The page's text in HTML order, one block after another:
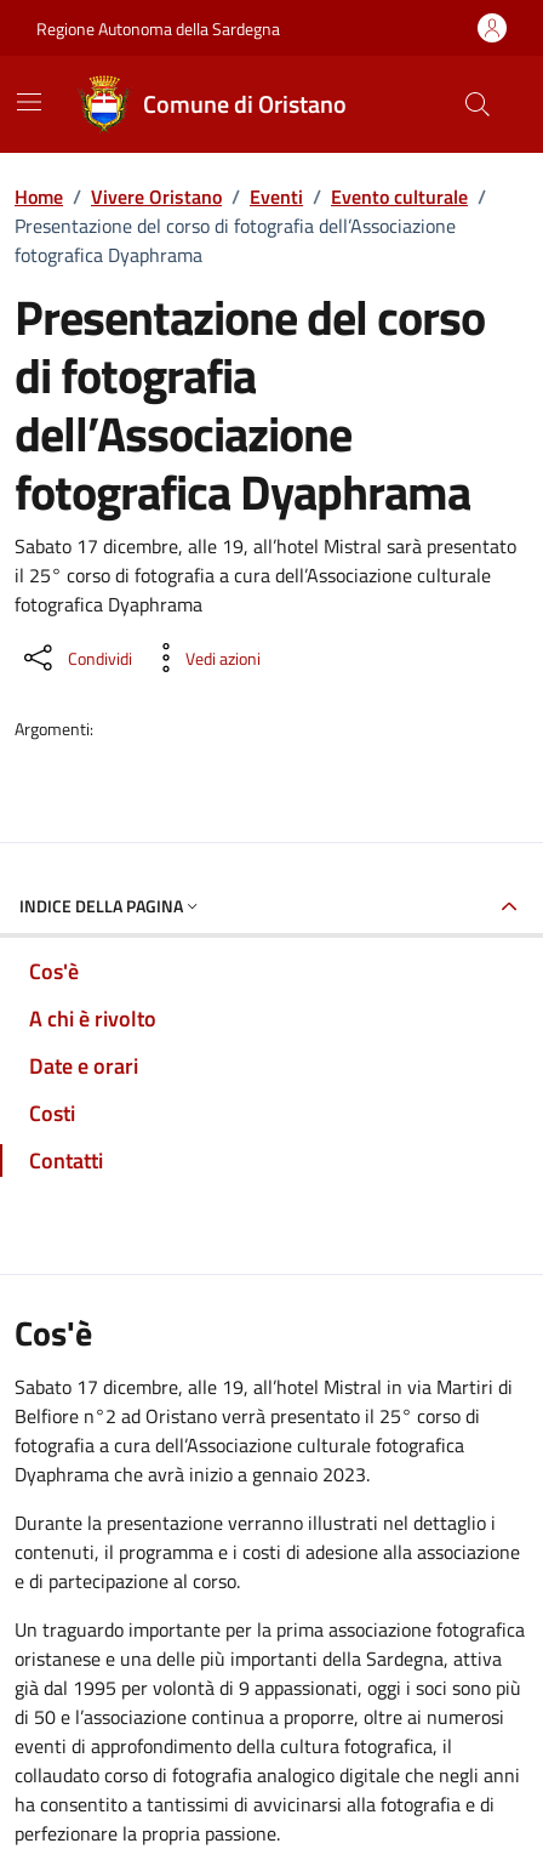
Regione Autonoma della Sardegna
Comune di Oristano
Home / Vivere Oristano / Eventi / Evento culturale /
Presentazione del corso di fotografia dell’Associazione
fotografica Dyaphrama
Presentazione del corso
di fotografia
dell’Associazione
fotografica Dyaphrama
Dettaglio dell'evento
Sabato 17 dicembre, alle 19, all’hotel Mistral sarà presentato
il 25° corso di fotografia a cura dell’Associazione culturale
fotografica Dyaphrama
Condividi Vedi azioni
Argomenti:
INDICE DELLA PAGINA
Cos'è
A chi è rivolto
Date e orari
Costi
Contatti
Cos'è
Sabato 17 dicembre, alle 19, all’hotel Mistral in via Martiri di
Belfiore n°2 ad Oristano verrà presentato il 25° corso di
fotografia a cura dell’Associazione culturale fotografica
Dyaphrama che avrà inizio a gennaio 2023.
Durante la presentazione verranno illustrati nel dettaglio i
contenuti, il programma e i costi di adesione alla associazione
e di partecipazione al corso.
Un traguardo importante per la prima associazione fotografica
oristanese e una delle più importanti della Sardegna, attiva
già dal 1995 per volontà di 9 appassionati, oggi i soci sono più
di 50 e l’associazione continua a proporre, oltre ai numerosi
eventi di approfondimento della cultura fotografica, il
collaudato corso di fotografia analogico digitale che negli anni
ha consentito a tantissimi di avvicinarsi alla fotografia e di
perfezionare la propria passione.